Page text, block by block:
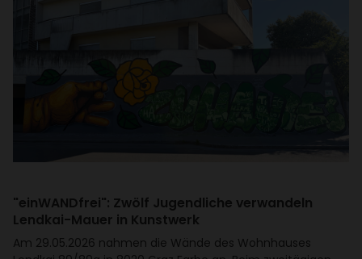
"einWAND­frei": Zwölf Jugend­liche verwan­deln
Lendkai-Mauer in Kunst­werk
Am 29.05.2026 nahmen die Wände des Wohn­hauses